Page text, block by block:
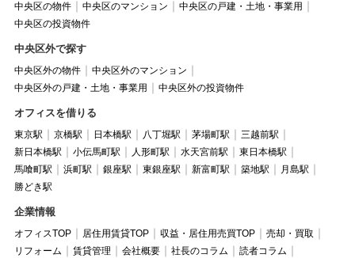
中央区の物件 中央区のマンション
中央区の戸建・土地・事業用
中央区の投資物件
中央区外で探す
中央区外の物件
中央区外のマンション
中央区外の戸建・土地・事業用
中央区外の投資物件
オフィスを借りる
東京駅 京橋駅 日本橋駅 八丁堀駅 茅場町駅
三越前駅
新日本橋駅
小伝馬町駅 人形町駅 水天宮前駅
東日本橋駅
馬喰町駅
浜町駅 銀座駅 東銀座駅 新富町駅 築地駅
月島駅
勝どき駅
企業情報
オフィスTOP 居住用賃貸TOP 収益・居住用売買TOP
売却・買取
リフォーム
賃貸管理 会社概要 社長のコラム
読者コラム